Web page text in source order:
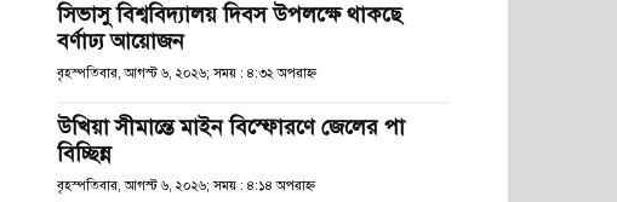
সিভাসু বিশ্ববিদ্যালয় দিবস উপলক্ষে থাকছে
বর্ণাঢ্য আয়োজন
বৃহস্পতিবার, আগস্ট ৬, ২০২৬; সময় : ৪:৩২ অপরাহ্ণ
উখিয়া সীমান্তে মাইন বিস্ফোরণে জেলের পা
বিচ্ছিন্ন
বৃহস্পতিবার, আগস্ট ৬, ২০২৬; সময় : ৪:১৪ অপরাহ্ণ